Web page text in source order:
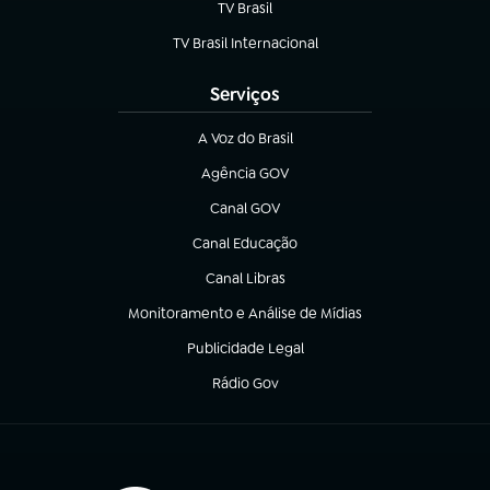
TV Brasil
(abre em nova aba)
TV Brasil Internacional
(abre em nova aba)
Serviços
A Voz do Brasil
(abre em nova aba)
Agência GOV
(abre em nova aba)
Canal GOV
(abre em nova aba)
Canal Educação
(abre em nova aba)
Canal Libras
(abre em nova aba)
Monitoramento e Análise de Mídias
(abre em nova aba)
Publicidade Legal
(abre em nova aba)
Rádio Gov
(abre em nova aba)